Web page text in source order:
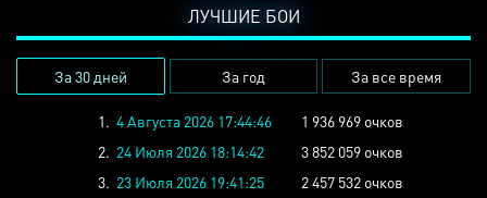
ЛУЧШИЕ БОИ
За 30 дней За год За все время
1. 4 Августа 2026 17:44:46
1 936 969 очков
2. 24 Июля 2026 18:14:42
3 852 059 очков
3. 23 Июля 2026 19:41:25
2 457 532 очков